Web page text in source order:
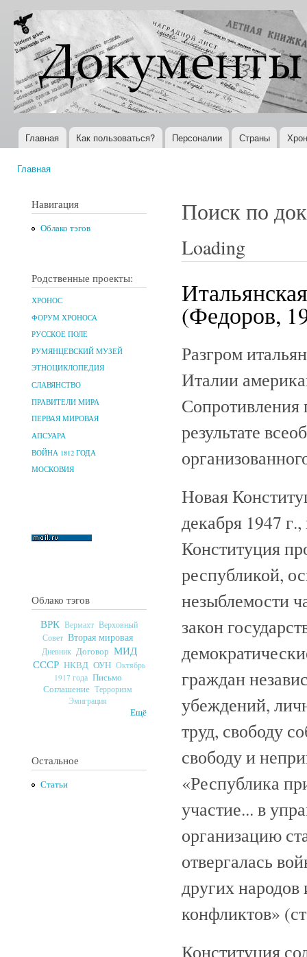
Документы
XX века
Всемирная
история в
Интернете
Главное меню
Главная Как пользоваться? Персоналии Страны
Главная
Навигация
Облако тэгов
Родственные проекты:
ХРОНОС
ФОРУМ ХРОНОСА
РУССКОЕ ПОЛЕ
РУМЯНЦЕВСКИЙ МУЗЕЙ
ЭТНОЦИКЛОПЕДИЯ
СЛАВЯНСТВО
ПРАВИТЕЛИ МИРА
ПЕРВАЯ МИРОВАЯ
АПСУАРА
ВОЙНА 1812 ГОДА
МОСКОВИЯ
Облако тэгов
ВРК Вермахт Верховный
Совет Вторая мировая
Дневник Договор МИД
СССР НКВД ОУН Октябрь
1917 года Письмо
Соглашение Терроризм
Эмиграция
Ещё
Остальное
Статьи
Поиск по
Loading
(Федоров,
Разгром
Италии
Сопротивления
результате
Новая
декабря 1947
Конституция
республикой,
незыблемости
закон
граждан
убеждений,
труд, свободу
свободу и
«Республика
участие... в
организацию
отвергалась
других
конфликтов»
Конституция